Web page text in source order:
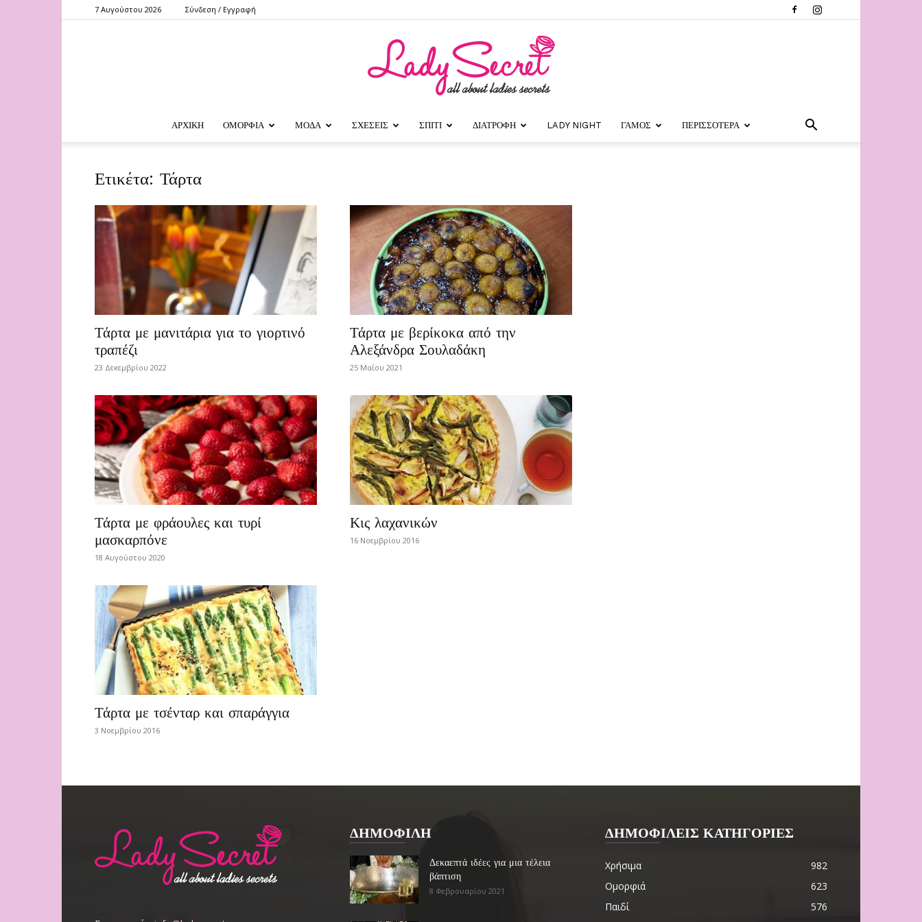
7 Αυγούστου 2026 Σύνδεση / Εγγραφή
Secret
ΑΡΧΙΚΗ ΟΜΟΡΦΙΑ ΜΟΔΑ ΣΧΕΣΕΙΣ ΣΠΙΤΙ ΔΙΑΤΡΟΦΗ LADY NIGHT ΓΑΜΟΣ ΠΕΡΙΣΣΟΤΕΡΑ
Ετικέτα: Τάρτα
Τάρτα με μανιτάρια για το γιορτινό
τραπέζι
23 Δεκεμβρίου 2022
Τάρτα με βερίκοκα από την
Αλεξάνδρα Σουλαδάκη
25 Μαΐου 2021
Τάρτα με φράουλες και τυρί
μασκαρπόνε
18 Αυγούστου 2020
Κις λαχανικών
16 Νοεμβρίου 2016
Τάρτα με τσένταρ και σπαράγγια
3 Νοεμβρίου 2016
ΔΗΜΟΦΙΛΗ
Δεκαεπτά ιδέες για μια τέλεια
βάπτιση
8 Φεβρουαρίου 2021
ΔΗΜΟΦΙΛΕΙΣ ΚΑΤΗΓΟΡΙΕΣ
Χρήσιμα
982
Ομορφιά
623
Παιδί
576